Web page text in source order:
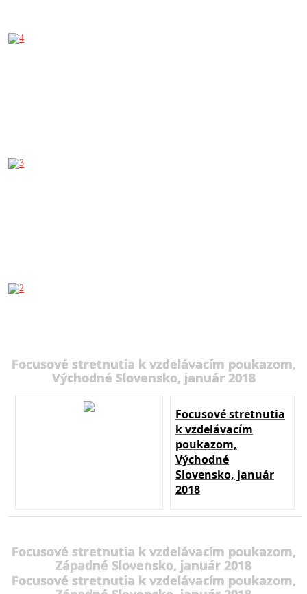
Focusové stretnutia k vzdelávacím poukazom,
Východné Slovensko, január 2018
Focusové stretnutia
k vzdelávacím
poukazom,
Východné
Slovensko, január
2018
Focusové stretnutia k vzdelávacím poukazom,
Západné Slovensko, január 2018
Focusové stretnutia k vzdelávacím poukazom,